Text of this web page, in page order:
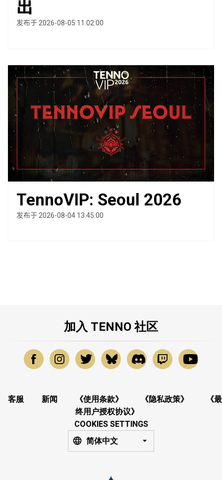
出
发布于 2026-08-05 11:02:00
TennoVIP: Seoul 2026
发布于 2026-08-04 13:45:00
加入 TENNO 社区
客服 新闻 《使用条款》 《隐私政策》
《最
终用户授权协议》
COOKIES SETTINGS
简体中文